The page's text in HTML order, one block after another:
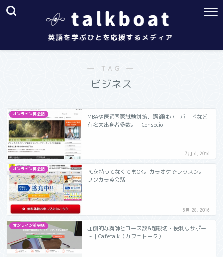
― TAG ―
ビジネス
オンライン英会話
MBAや医師国家試験対策、講師はハーバードなど
有名大出身者多数。｜Consocio
7月 6, 2016
オンライン英会話
PCを持ってなくてもOK。カラオケでレッスン。｜
ワンカラ英会話
5月 28, 2016
オンライン英会話
圧倒的な講師とコース数&超親切・便利なサポー
ト｜Cafetalk（カフェトーク）